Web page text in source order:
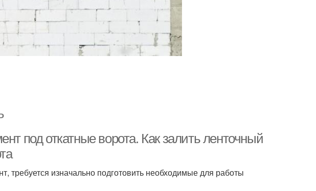
под откатные ворота. Как залить ленточный
требуется изначально подготовить необходимые для работы